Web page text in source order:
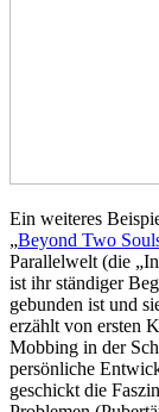
Ein weiteres
„Beyond Two
Parallelwelt (die
ist ihr ständiger
gebunden ist und
erzählt von ersten
Mobbing in der
persönliche
geschickt die